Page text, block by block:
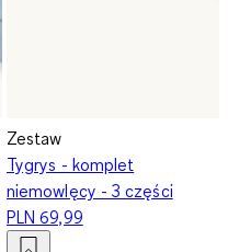
Zestaw
Tygrys - komplet
niemowlęcy - 3 części
PLN 69,99